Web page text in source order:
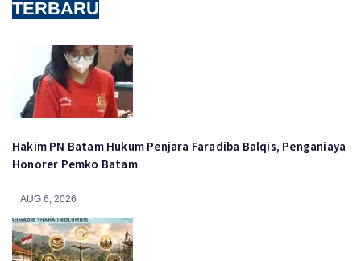
TERBARU
Hakim PN Batam Hukum Penjara Faradiba Balqis, Penganiaya
Honorer Pemko Batam
AUG 6, 2026